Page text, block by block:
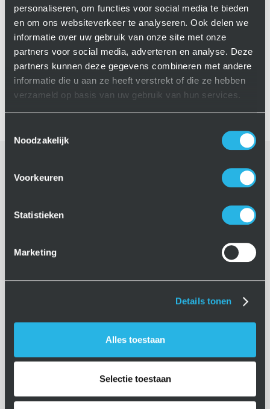
personaliseren, om functies voor social media te bieden
en om ons websiteverkeer te analyseren. Ook delen we
informatie over uw gebruik van onze site met onze
partners voor social media, adverteren en analyse. Deze
partners kunnen deze gegevens combineren met andere
informatie die u aan ze heeft verstrekt of die ze hebben
verzameld op basis van uw gebruik van hun services.
Noodzakelijk
Voorkeuren
Statistieken
Marketing
Details tonen
Alles toestaan
Selectie toestaan
Jeroen Sleddens
Directeur van G.M.O. Nederland
LAAT MEER REFERENTIES ZIEN